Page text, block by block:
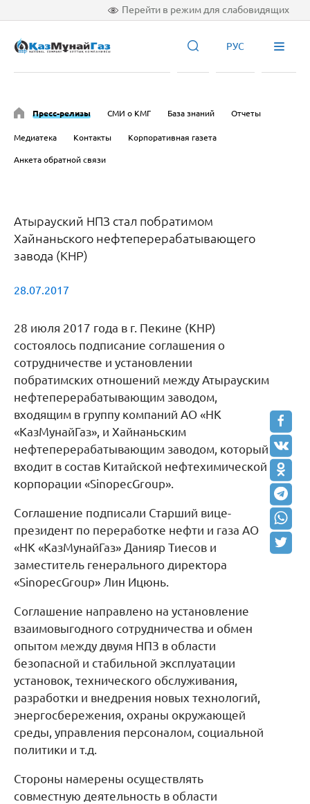
Перейти в режим для слабовидящих
РУС
Пресс-релизы СМИ о КМГ База знаний Отчеты
Медиатека Контакты Корпоративная газета
Анкета обратной связи
Атырауский НПЗ стал побратимом
Хайнаньского нефтеперерабатывающего
завода (КНР)
28.07.2017
28 июля 2017 года в г. Пекине (КНР)
состоялось подписание соглашения о
сотрудничестве и установлении
побратимских отношений между Атырауским
нефтеперерабатывающим заводом,
входящим в группу компаний АО «НК
«КазМунайГаз», и Хайнаньским
нефтеперерабатывающим заводом, который
входит в состав Китайской нефтехимической
корпорации «SinopecGroup».
Соглашение подписали Старший вице-
президент по переработке нефти и газа АО
«НК «КазМунайГаз» Данияр Тиесов и
заместитель генерального директора
«SinopecGroup» Лин Ицюнь.
Соглашение направлено на установление
взаимовыгодного сотрудничества и обмен
опытом между двумя НПЗ в области
безопасной и стабильной эксплуатации
установок, технического обслуживания,
разработки и внедрения новых технологий,
энергосбережения, охраны окружающей
среды, управления персоналом, социальной
политики и т.д.
Стороны намерены осуществлять
совместную деятельность в области